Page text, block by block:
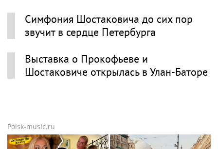
Симфония Шостаковича до сих пор
звучит в сердце Петербурга
Выставка о Прокофьеве и
Шостаковиче открылась в Улан-Баторе
Poisk-music.ru